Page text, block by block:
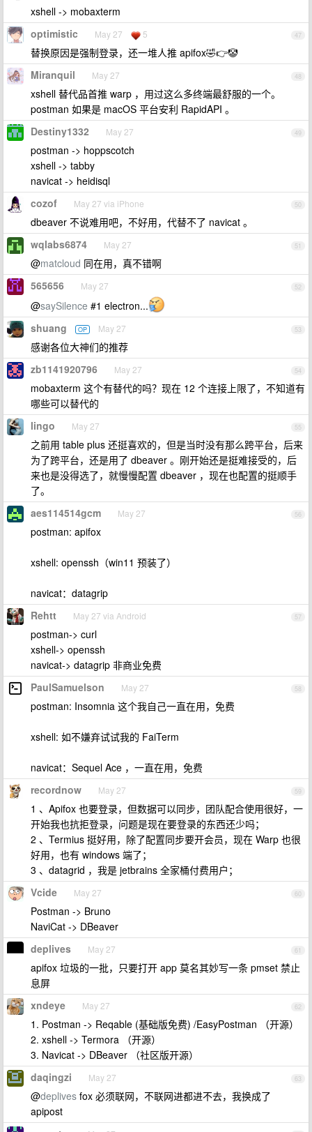
xshell -> mobaxterm
47
optimistic May 27 5
替换原因是强制登录，还一堆人推 apifox🤣👉🤡
48
Miranquil May 27
xshell 替代品首推 warp ，用过这么多终端最舒服的一个。
postman 如果是 macOS 平台安利 RapidAPI 。
49
Destiny1332 May 27
postman -> hoppscotch
xshell -> tabby
navicat -> heidisql
50
cozof May 27 via iPhone
dbeaver 不说难用吧，不好用，代替不了 navicat 。
51
wqlabs6874 May 27
@matcloud 同在用，真不错啊
52
565656 May 27
@saySilence #1 electron...
53
shuang OP May 27
感谢各位大神们的推荐
54
zb1141920796 May 27
mobaxterm 这个有替代的吗？现在 12 个连接上限了，不知道有
哪些可以替代的
55
lingo May 27
之前用 table plus 还挺喜欢的，但是当时没有那么跨平台，后来
为了跨平台，还是用了 dbeaver 。刚开始还是挺难接受的，后
来也是没得选了，就慢慢配置 dbeaver ，现在也配置的挺顺手
了。
56
aes114514gcm May 27
postman: apifox
xshell: openssh（win11 预装了）
navicat：datagrip
57
Rehtt May 27 via Android
postman-> curl
xshell-> openssh
navicat-> datagrip 非商业免费
58
PaulSamuelson May 27
postman: Insomnia 这个我自己一直在用，免费
xshell: 如不嫌弃试试我的 FaiTerm
navicat：Sequel Ace ，一直在用，免费
59
recordnow May 27
1 、Apifox 也要登录，但数据可以同步，团队配合使用很好，一
开始我也抗拒登录，问题是现在要登录的东西还少吗；
2 、Termius 挺好用，除了配置同步要开会员，现在 Warp 也很
好用，也有 windows 端了；
3 、datagrid ，我是 jetbrains 全家桶付费用户；
60
Vcide May 27
Postman -> Bruno
NaviCat -> DBeaver
61
deplives May 27
apifox 垃圾的一批，只要打开 app 莫名其妙写一条 pmset 禁止
息屏
62
xndeye May 27
1. Postman -> Reqable (基础版免费) /EasyPostman （开源）
2. xshell -> Termora （开源）
3. Navicat -> DBeaver （社区版开源）
63
daqingzi May 27
@deplives fox 必须联网，不联网进都进不去，我换成了
apipost